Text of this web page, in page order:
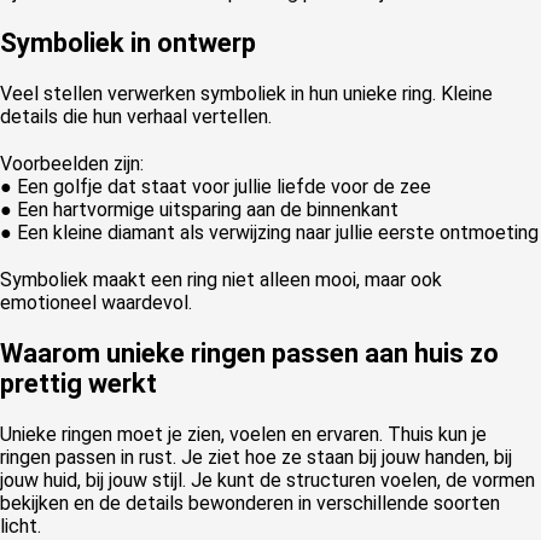
Symboliek in ontwerp
Veel stellen verwerken symboliek in hun unieke ring. Kleine
details die hun verhaal vertellen.
Voorbeelden zijn:
● Een golfje dat staat voor jullie liefde voor de zee
● Een hartvormige uitsparing aan de binnenkant
● Een kleine diamant als verwijzing naar jullie eerste ontmoeting
Symboliek maakt een ring niet alleen mooi, maar ook
emotioneel waardevol.
Waarom unieke ringen passen aan huis zo
prettig werkt
Unieke ringen moet je zien, voelen en ervaren. Thuis kun je
ringen passen in rust. Je ziet hoe ze staan bij jouw handen, bij
jouw huid, bij jouw stijl. Je kunt de structuren voelen, de vormen
bekijken en de details bewonderen in verschillende soorten
licht.